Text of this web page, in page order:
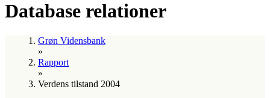
Database relationer
Grøn Vidensbank
»
Rapport
»
Verdens tilstand 2004